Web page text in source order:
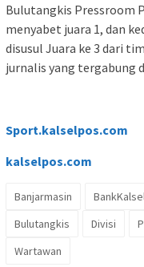
Bulutangkis Pressroom
menyabet juara 1, dan
disusul Juara ke 3 dari
jurnalis yang tergabung
Sport.kalselpos.com
kalselpos.com
Banjarmasin
Bulutangkis
Divisi
Wartawan